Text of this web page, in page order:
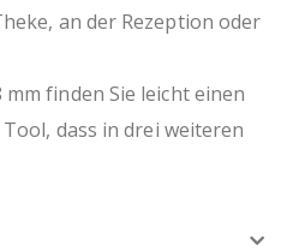
an der Rezeption oder
finden Sie leicht einen
dass in drei weiteren